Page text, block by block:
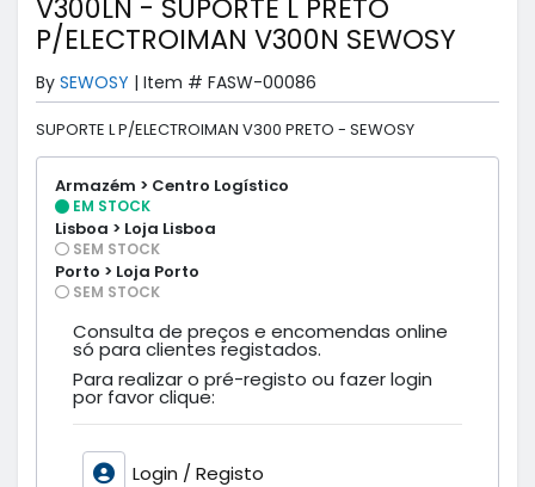
V300LN - SUPORTE L PRETO
P/ELECTROIMAN V300N SEWOSY
By SEWOSY | Item # FASW-00086
SUPORTE L P/ELECTROIMAN V300 PRETO - SEWOSY
Armazém > Centro Logístico
EM STOCK
Lisboa > Loja Lisboa
SEM STOCK
Porto > Loja Porto
SEM STOCK
Consulta de preços e encomendas online
só para clientes registados.
Para realizar o pré-registo ou fazer login
por favor clique:
Login / Registo